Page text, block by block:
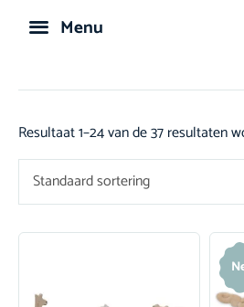
Menu
Resultaat 1–24 van de 37 resultaten
Standaard sortering